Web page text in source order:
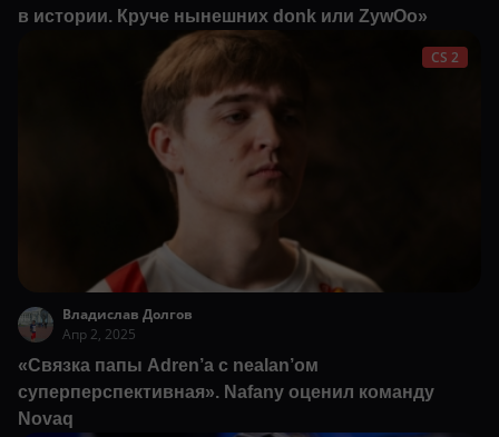
в истории. Круче нынешних donk или ZywOo»
CS 2
Владислав Долгов
Апр 2, 2025
«Связка папы Adren’a с nealan’ом
суперперспективная». Nafany оценил команду
Novaq